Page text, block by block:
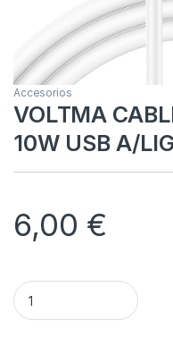
Accesorios
VOLTMA
10W USB A/
6,00 €
VOLTMA CABLE